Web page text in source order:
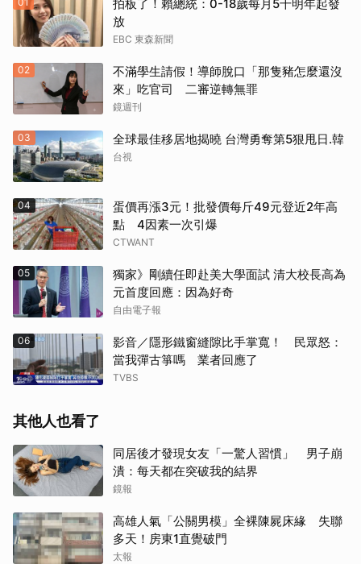
拍板了！賴總統：0-18歲每月5千明年起發
放
EBC 東森新聞
02
不滿學生請假！導師脫口「那隻豬怎麼還沒
來」吃官司 二審逆轉無罪
鏡週刊
03 全球最佳移居地揭曉 台灣勇奪第5狠甩日.韓
台視
04
蛋價再漲3元！批發價每斤49元登近2年高
點 4因素一次引爆
CTWANT
05
獨家》剛續任即赴美大學面試 清大校長高為
元首度回應：因為好奇
自由電子報
06
影音／隱形鐵窗縫隙比手掌寬！ 民眾怒：
當我彈古箏嗎 業者回應了
TVBS
其他人也看了
同居後才發現女友「一驚人習慣」 男子崩
潰：每天都在突破我的結界
鏡報
高雄人氣「公關男模」全裸陳屍床緣 失聯
多天！房東1直覺破門
太報